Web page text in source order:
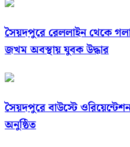
সৈয়দপুরে রেললাইন থেকে
জখম অবস্থায় যুবক উদ্ধার
সৈয়দপুরে বাউস্টে
অনুষ্ঠিত